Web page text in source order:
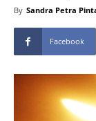
By Sandra Petra
Facebook